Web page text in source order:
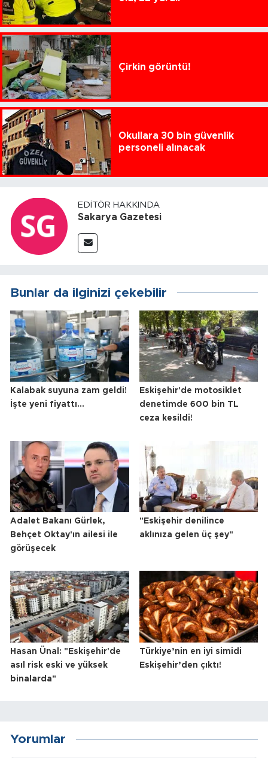
Çirkin görüntü!
Okullara 30 bin güvenlik
personeli alınacak
EDITÖR HAKKINDA
Sakarya Gazetesi
Bunlar da ilginizi çekebilir
Kalabak suyuna zam geldi!
İşte yeni fiyattı...
Eskişehir'de motosiklet
denetimde 600 bin TL
ceza kesildi!
Adalet Bakanı Gürlek,
Behçet Oktay'ın ailesi ile
görüşecek
"Eskişehir denilince
aklınıza gelen üç şey"
Hasan Ünal: "Eskişehir'de
asıl risk eski ve yüksek
binalarda"
Türkiye’nin en iyi simidi
Eskişehir’den çıktı!
Yorumlar